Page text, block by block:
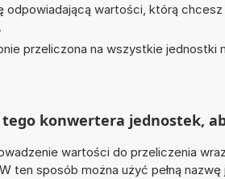
odpowiadającą wartości, którą
przeliczona na wszystkie jednostki
konwertera jednostek,
wartości do przeliczenia
ten sposób można użyć pełną